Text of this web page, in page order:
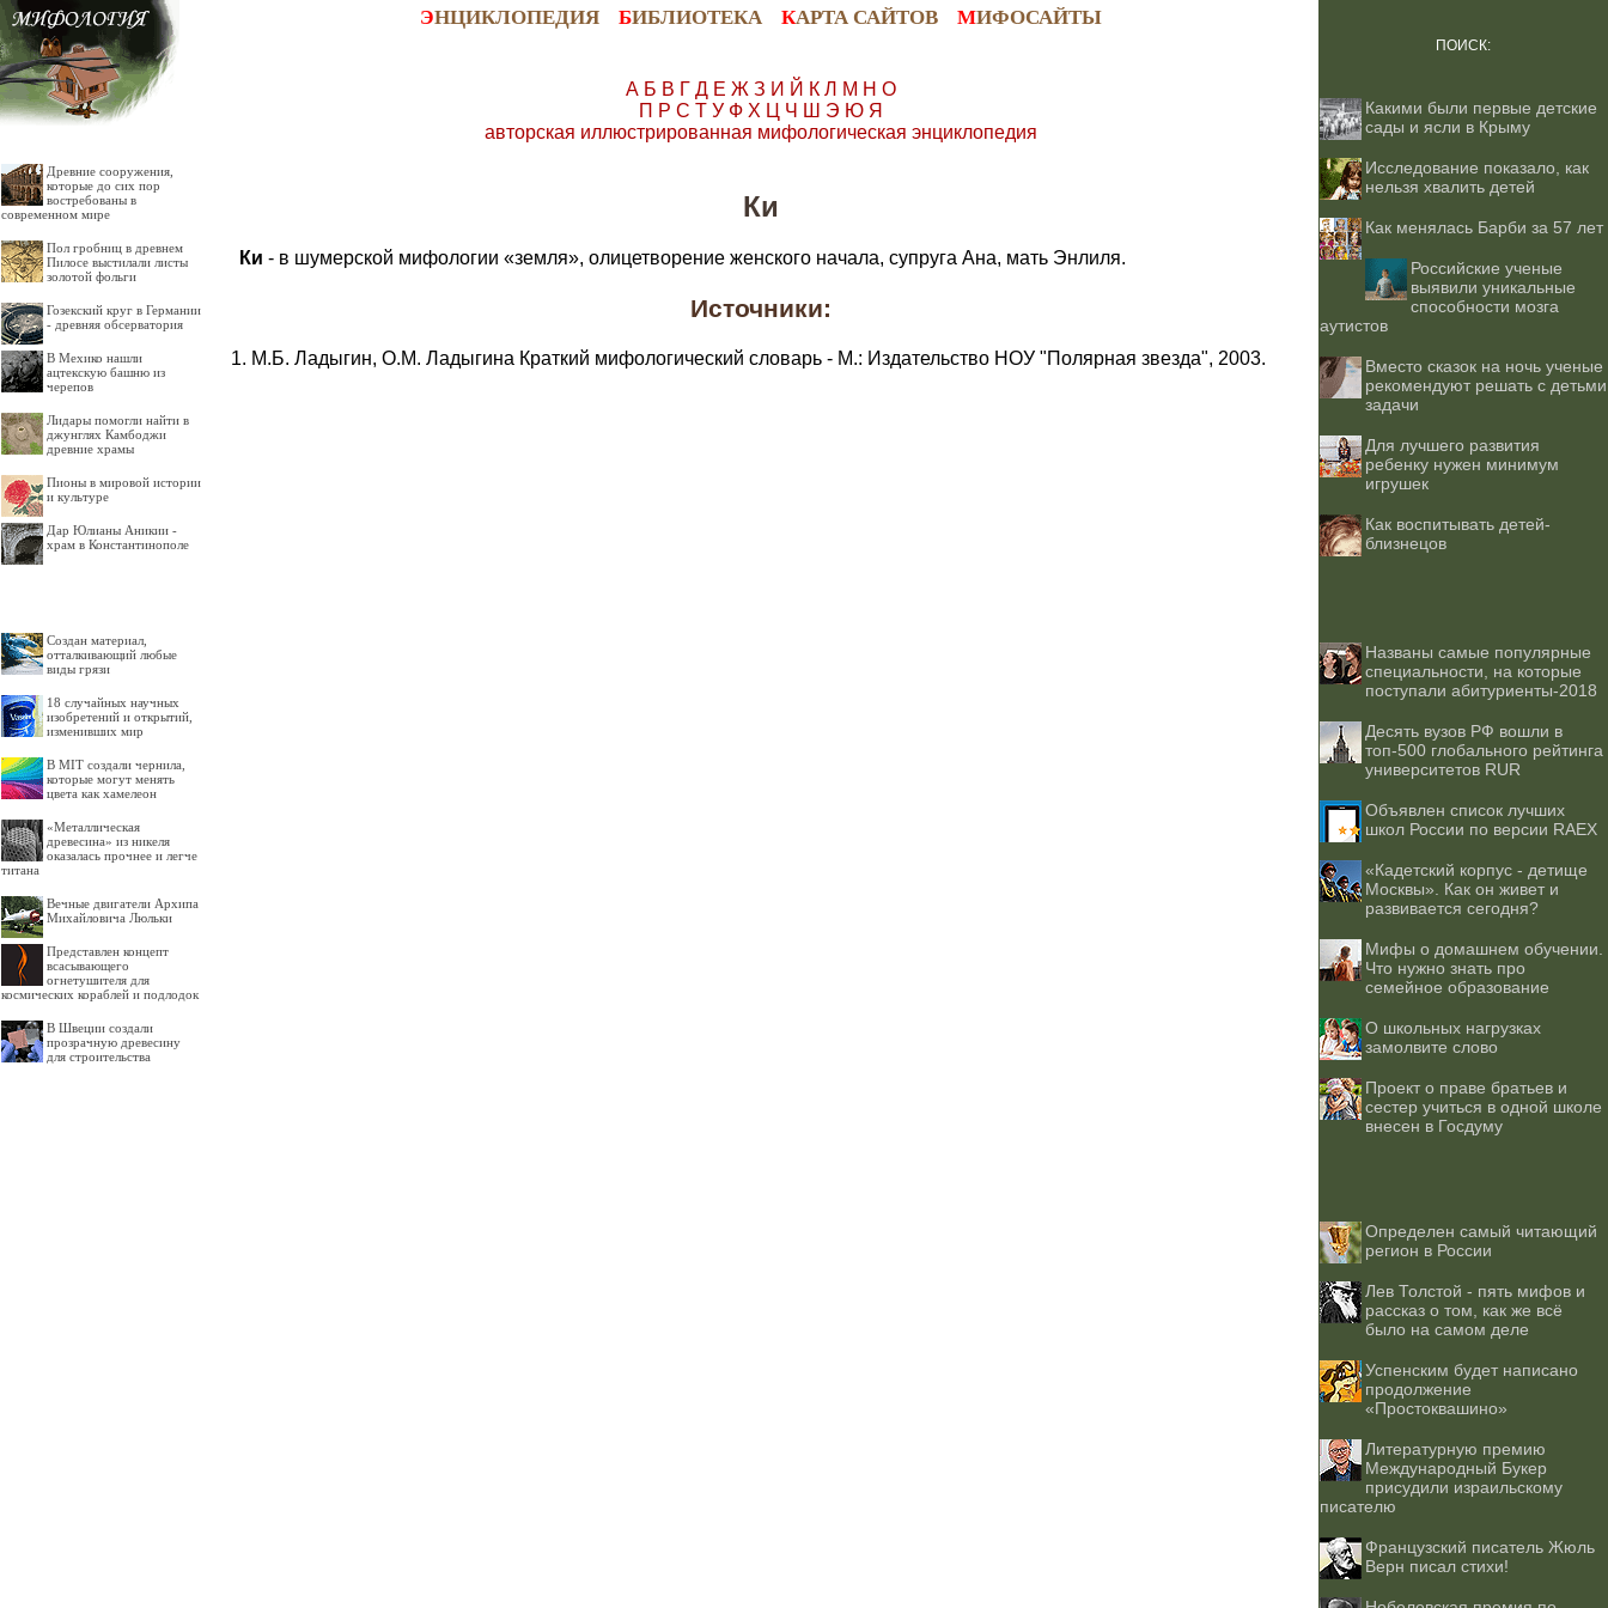
ЭНЦИКЛОПЕДИЯ БИБЛИОТЕКА КАРТА САЙТОВ МИФОСАЙТЫ
Древние сооружения,
которые до сих пор
востребованы в
современном мире
Пол гробниц в древнем
Пилосе выстилали листы
золотой фольги
Гозекский круг в Германии
- древняя обсерватория
В Мехико нашли
ацтекскую башню из
черепов
Лидары помогли найти в
джунглях Камбоджи
древние храмы
Пионы в мировой истории
и культуре
Дар Юлианы Аникии -
храм в Константинополе
Создан материал,
отталкивающий любые
виды грязи
18 случайных научных
изобретений и открытий,
изменивших мир
В MIT создали чернила,
которые могут менять
цвета как хамелеон
«Металлическая
древесина» из никеля
оказалась прочнее и легче
титана
Вечные двигатели Архипа
Михайловича Люльки
Представлен концепт
всасывающего
огнетушителя для
космических кораблей и подлодок
В Швеции создали
прозрачную древесину
для строительства
А Б В Г Д Е Ж З И Й К Л М Н О
П Р С Т У Ф Х Ц Ч Ш Э Ю Я
авторская иллюстрированная мифологическая энциклопедия
Ки
Ки - в шумерской мифологии «земля», олицетворение женского начала, супруга Ана, мать Энлиля.
Источники:
М.Б. Ладыгин, О.М. Ладыгина Краткий мифологический словарь - М.: Издательство НОУ "Полярная звезда", 2003.
ПОИСК:
Какими были первые детские
сады и ясли в Крыму
Исследование показало, как
нельзя хвалить детей
Как менялась Барби за 57 лет
Российские ученые
выявили уникальные
способности мозга
аутистов
Вместо сказок на ночь ученые
рекомендуют решать с детьми
задачи
Для лучшего развития
ребенку нужен минимум
игрушек
Как воспитывать детей-
близнецов
Названы самые популярные
специальности, на которые
поступали абитуриенты-2018
Десять вузов РФ вошли в
топ-500 глобального рейтинга
университетов RUR
Объявлен список лучших
школ России по версии RAEX
«Кадетский корпус - детище
Москвы». Как он живет и
развивается сегодня?
Мифы о домашнем обучении.
Что нужно знать про
семейное образование
О школьных нагрузках
замолвите слово
Проект о праве братьев и
сестер учиться в одной школе
внесен в Госдуму
Определен самый читающий
регион в России
Лев Толстой - пять мифов и
рассказ о том, как же всё
было на самом деле
Успенским будет написано
продолжение
«Простоквашино»
Литературную премию
Международный Букер
присудили израильскому
писателю
Французский писатель Жюль
Верн писал стихи!